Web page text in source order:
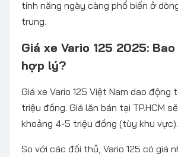
tính năng ngày càng phổ biến ở
trung.
Giá xe Vario 125 2025:
hợp lý?
Giá xe Vario 125 Việt Nam dao động
triệu đồng. Giá lăn bán tại TP.HCM
khoảng 4-5 triệu đồng (tùy khu vực).
So với các đối thủ, Vario 125 có giá